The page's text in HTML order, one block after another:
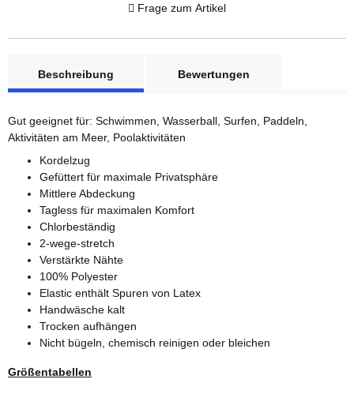
Frage zum Artikel
Beschreibung
Bewertungen
Gut geeignet für: Schwimmen, Wasserball, Surfen, Paddeln,
Aktivitäten am Meer, Poolaktivitäten
Kordelzug
Gefüttert für maximale Privatsphäre
Mittlere Abdeckung
Tagless für maximalen Komfort
Chlorbeständig
2-wege-stretch
Verstärkte Nähte
100% Polyester
Elastic enthält Spuren von Latex
Handwäsche kalt
Trocken aufhängen
Nicht bügeln, chemisch reinigen oder bleichen
Größentabellen